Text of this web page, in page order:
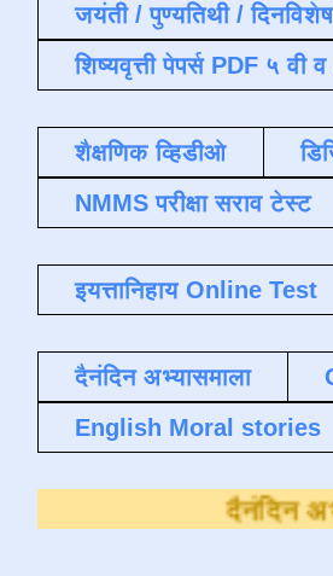
जयंती / पुण्यतिथी / दिनविशेष
शिष्यवृत्ती पेपर्स PDF ५ वी
शैक्षणिक व्हिडीओ
NMMS परीक्षा सराव टेस्ट
इयत्तानिहाय Online Test
दैनंदिन अभ्यासमाला
English Moral stories